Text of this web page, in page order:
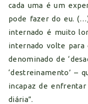
cada uma é um
pode fazer do eu.
internado é muito
internado volte
denominado de
‘destreinamento’ –
incapaz de enfrentar
diária”.